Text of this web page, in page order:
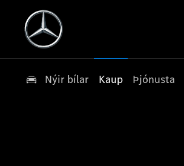
Nýir bílar Kaup Þjónusta